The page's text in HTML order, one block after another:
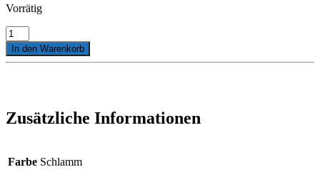
Vorrätig
Cormoran
PRO
CARP
Clip
In den Warenkorb
Zusätzliche Informationen
Farbe Schlamm